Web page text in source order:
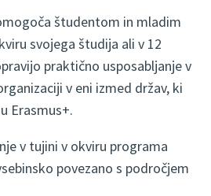
študentom in mladim
svojega študija ali v 12
praktično usposabljanje v
v eni izmed držav, ki
Erasmus+.
v tujini v okviru programa
povezano s področjem